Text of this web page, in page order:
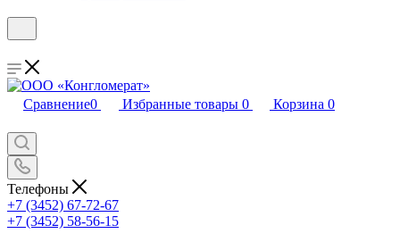
Сравнение0 Избранные товары 0 Корзина 0
Телефоны
+7 (3452) 67-72-67
+7 (3452) 58-56-15